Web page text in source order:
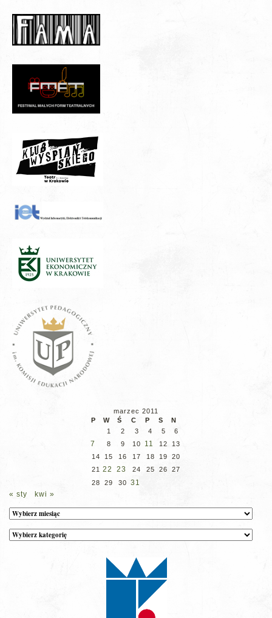
marzec 2011
P
W Ś C P S
N
1
2 3 4 5 6
7 8 9 10 11 12
13
14
15 16 17 18 19
20
21 22 23 24 25 26
27
28
29 30 31
« sty
kwi »
Archiwum
Kategorie
wpisów